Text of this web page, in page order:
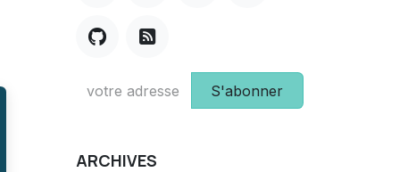
S'abonner
ARCHIVES